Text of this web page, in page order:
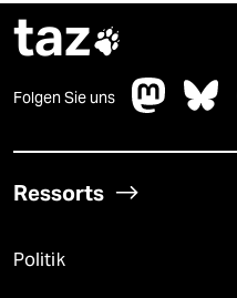
taz
Folgen Sie uns
Ressorts
Politik